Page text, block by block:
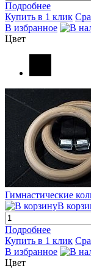
Подробнее
Купить в 1 клик
В избранное
Цвет
Гимнастические
В
Подробнее
Купить в 1 клик
В избранное
Цвет